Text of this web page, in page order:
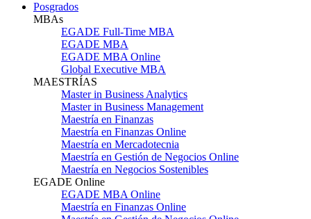
Posgrados
MBAs
EGADE Full-Time MBA
EGADE MBA
EGADE MBA Online
Global Executive MBA
MAESTRÍAS
Master in Business Analytics
Master in Business Management
Maestría en Finanzas
Maestría en Finanzas Online
Maestría en Mercadotecnia
Maestría en Gestión de Negocios Online
Maestría en Negocios Sostenibles
EGADE Online
EGADE MBA Online
Maestría en Finanzas Online